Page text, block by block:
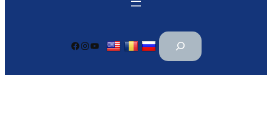
Facebook Instagram YouTube
П
и